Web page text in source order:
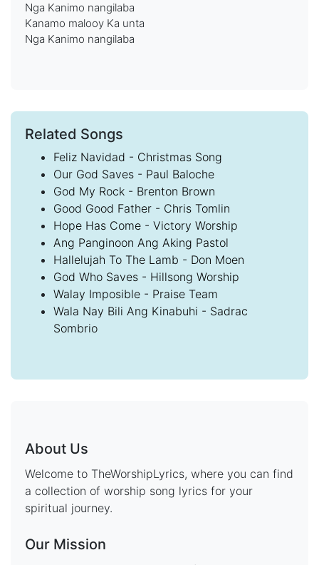
Nga Kanimo nangilaba
Kanamo malooy Ka unta
Nga Kanimo nangilaba
Related Songs
Feliz Navidad - Christmas Song
Our God Saves - Paul Baloche
God My Rock - Brenton Brown
Good Good Father - Chris Tomlin
Hope Has Come - Victory Worship
Ang Panginoon Ang Aking Pastol
Hallelujah To The Lamb - Don Moen
God Who Saves - Hillsong Worship
Walay Imposible - Praise Team
Wala Nay Bili Ang Kinabuhi - Sadrac
Sombrio
About Us
Welcome to TheWorshipLyrics, where you can find
a collection of worship song lyrics for your
spiritual journey.
Our Mission